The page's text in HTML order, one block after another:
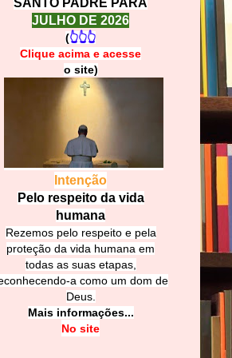
SANTO PADRE PARA
JULHO DE 2026
(👆👆👆
Clique acima e acesse
o site)
Intenção
Pelo respeito da vida
humana
Rezemos pelo respeito e pela
proteção da vida humana em
todas as suas etapas,
a como um dom de
Deus.
Mais informações...
No site